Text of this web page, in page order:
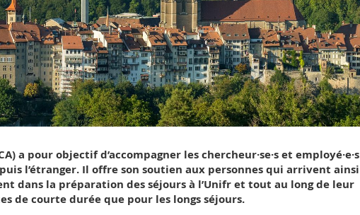
a pour objectif d’accompagner les chercheur·se·s et employé·e·s
l’étranger. Il offre son soutien aux personnes qui arrivent ainsi
dans la préparation des séjours à l’Unifr et tout au long de leur
de courte durée que pour les longs séjours.